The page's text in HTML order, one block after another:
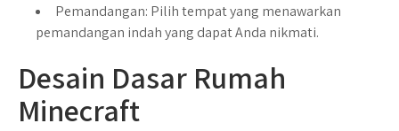
Pemandangan: Pilih tempat yang menawarkan
pemandangan indah yang dapat Anda nikmati.
Desain Dasar Rumah
Minecraft